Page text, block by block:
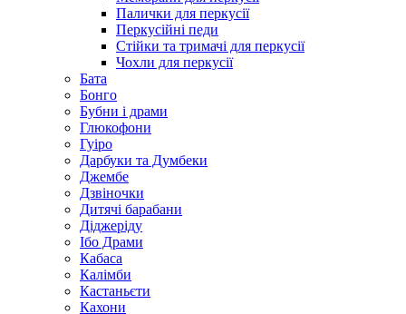
Палички для перкусії
Перкусійні педи
Стійки та тримачі для перкусії
Чохли для перкусії
Бата
Бонго
Бубни і драми
Глюкофони
Гуіро
Дарбуки та Думбеки
Джембе
Дзвіночки
Дитячі барабани
Діджеріду
Ібо Драми
Кабаса
Калімби
Кастаньєти
Кахони